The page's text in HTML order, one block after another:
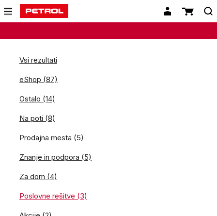
Vsi rezultati
eShop (87)
Ostalo (14)
Na poti (8)
Prodajna mesta (5)
Znanje in podpora (5)
Za dom (4)
Poslovne rešitve (3)